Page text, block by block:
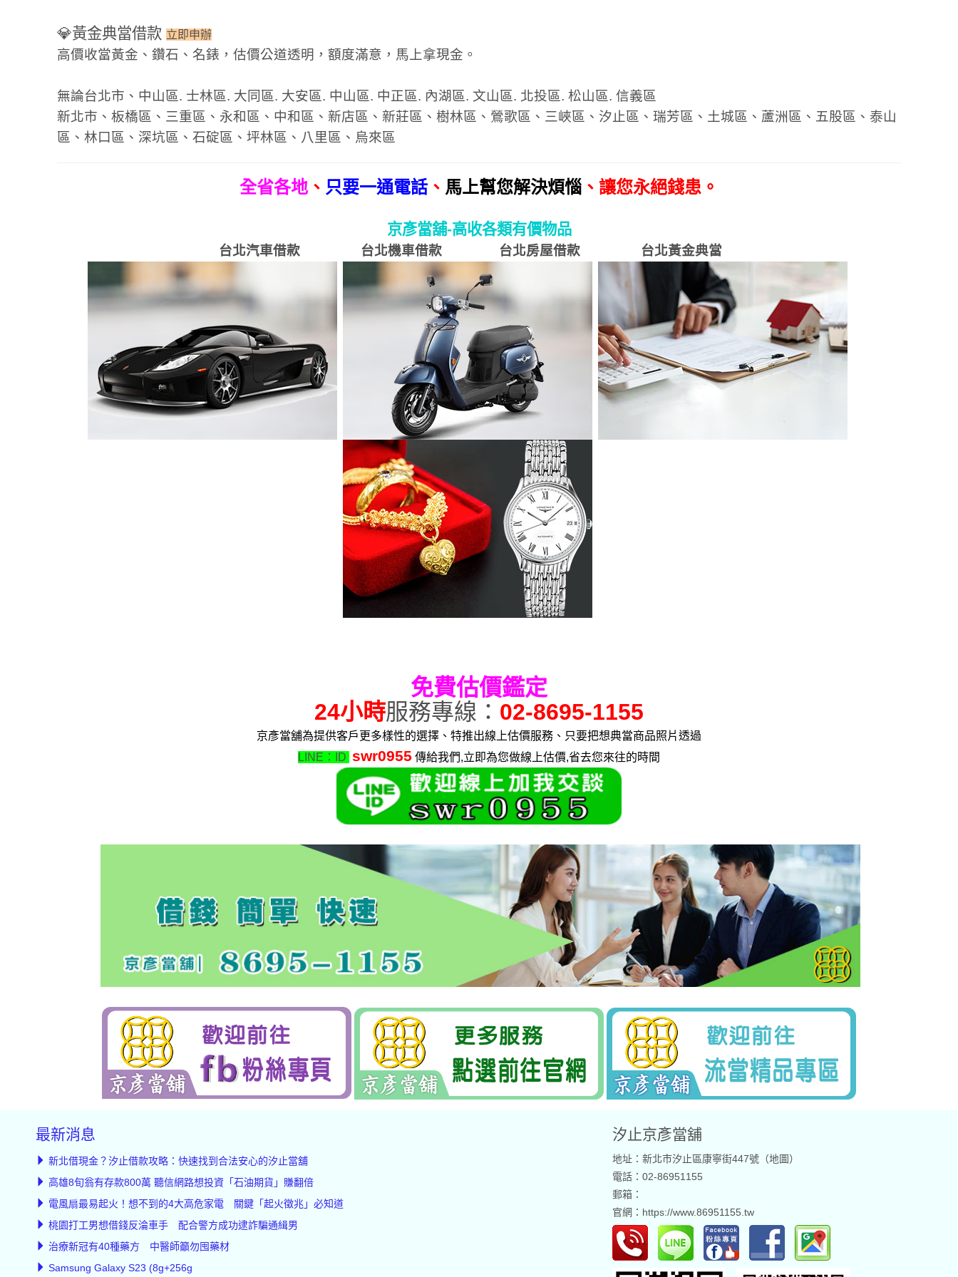
💎黃金典當借款 立即申辦
高價收當黃金、鑽石、名錶，估價公道透明，額度滿意，馬上拿現金。
無論台北市、中山區. 士林區. 大同區. 大安區. 中山區. 中正區. 內湖區. 文山區. 北投區. 松山區. 信義區
新北市、板橋區、三重區、永和區、中和區、新店區、新莊區、樹林區、鶯歌區、三峽區、汐止區、瑞芳區、土城區、蘆洲區、五股區、泰山
區、林口區、深坑區、石碇區、坪林區、八里區、烏來區
全省各地 、 只要一通電話 、 馬上幫您解決煩惱 、讓您永絕錢患。
京彥當舖-高收各類有價物品
台北汽車借款 台北機車借款 台北房屋借款 台北黃金典當
免費估價鑑定
24小時服務專線： 02-8695-1155
京彥當舖為提供客戶更多樣性的選擇、特推出線上估價服務、只要把想典當商品照片透過
LINE：ID swr0955 傳給我們,立即為您做線上估價,省去您來往的時間
最新消息
新北借現金？汐止借款攻略：快速找到合法安心的汐止當舖
高雄8旬翁有存款800萬 聽信網路想投資「石油期貨」賺翻倍
電風扇最易起火！想不到的4大高危家電 關鍵「起火徵兆」必知道
桃園打工男想借錢反淪車手 配合警方成功逮詐騙通緝男
治療新冠有40種藥方 中醫師籲勿囤藥材
Samsung Galaxy S23 (8g+256g
汐止京彥當舖
地址：新北市汐止區康寧街447號（地圖）
電話：02-86951155
郵箱：
官網： https://www.86951155.tw